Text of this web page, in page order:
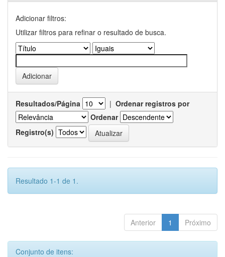
Adicionar filtros:
Utilizar filtros para refinar o resultado de busca.
Resultados/Página | Ordenar registros por
Ordenar
Registro(s)
Resultado 1-1 de 1.
Anterior 1 Próximo
Conjunto de itens: